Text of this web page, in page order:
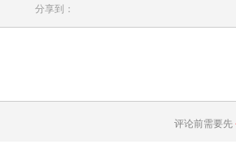
分享到：
评论前需要先